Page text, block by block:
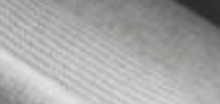
Neues Leben für die Geschichte
SUCHE
Fahrzeuge